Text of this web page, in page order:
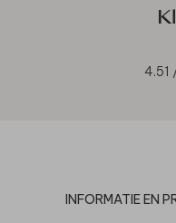
4.51
INFORMATIE EN